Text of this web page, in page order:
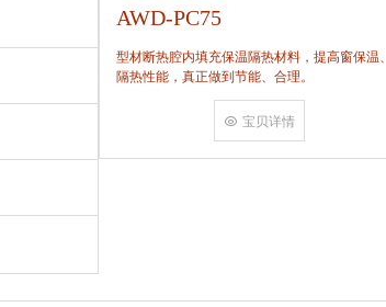
AWD-PC75
型材断热腔内填充保温隔热材料，提高窗保温、
隔热性能，真正做到节能、合理。
宝贝详情